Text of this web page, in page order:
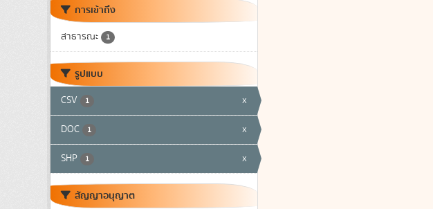
การเข้าถึง
สาธารณะ 1
รูปแบบ
CSV 1 x
DOC 1 x
SHP 1 x
สัญญาอนุญาต